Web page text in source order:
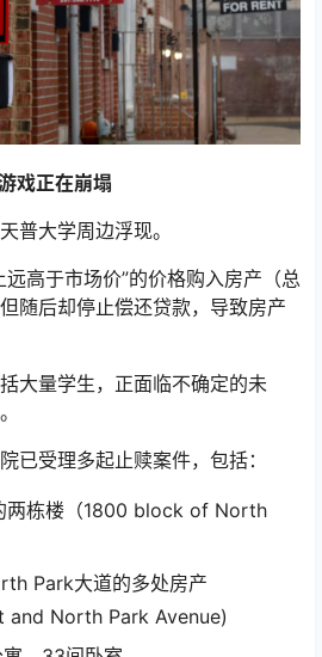
戏正在崩塌
普大学周边浮现。
高于市场价”的价格购入房产（总
随后却停止偿还贷款，导致房产
大量学生，正面临不确定的未
已受理多起止赎案件，包括：
两栋楼（1800 block of North
Park大道的多处房产
and North Park Avenue)